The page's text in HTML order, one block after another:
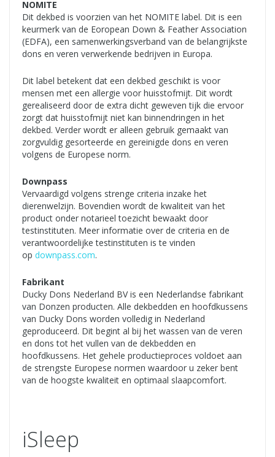
NOMITE
Dit dekbed is voorzien van het NOMITE label. Dit is een
keurmerk van de Eoropean Down & Feather Association
(EDFA), een samenwerkingsverband van de belangrijkste
dons en veren verwerkende bedrijven in Europa.
Dit label betekent dat een dekbed geschikt is voor
mensen met een allergie voor huisstofmijt. Dit wordt
gerealiseerd door de extra dicht geweven tijk die ervoor
zorgt dat huisstofmijt niet kan binnendringen in het
dekbed. Verder wordt er alleen gebruik gemaakt van
zorgvuldig gesorteerde en gereinigde dons en veren
volgens de Europese norm.
Downpass
Vervaardigd volgens strenge criteria inzake het
dierenwelzijn. Bovendien wordt de kwaliteit van het
product onder notarieel toezicht bewaakt door
testinstituten. Meer informatie over de criteria en de
verantwoordelijke testinstituten is te vinden
op downpass.com.
Fabrikant
Ducky Dons Nederland BV is een Nederlandse fabrikant
van Donzen producten. Alle dekbedden en hoofdkussens
van Ducky Dons worden volledig in Nederland
geproduceerd. Dit begint al bij het wassen van de veren
en dons tot het vullen van de dekbedden en
hoofdkussens. Het gehele productieproces voldoet aan
de strengste Europese normen waardoor u zeker bent
van de hoogste kwaliteit en optimaal slaapcomfort.
iSleep